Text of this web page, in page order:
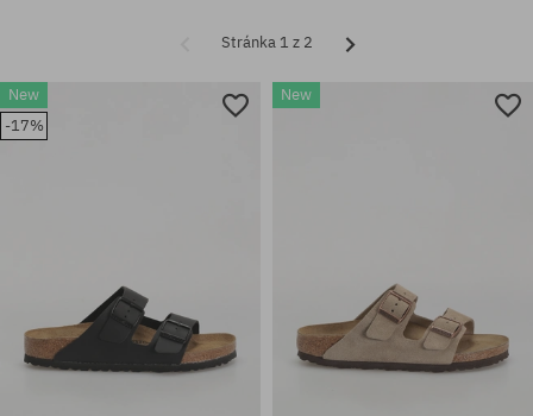
Stránka 1 z 2
New
-17%
New